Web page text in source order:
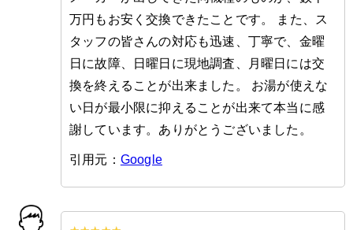
万円もお安く交換できたことです。 また、ス
タッフの皆さんの対応も迅速、丁寧で、金曜
日に故障、日曜日に現地調査、月曜日には交
換を終えることが出来ました。 お湯が使えな
い日が最小限に抑えることが出来て本当に感
謝しています。ありがとうございました。
引用元： Google